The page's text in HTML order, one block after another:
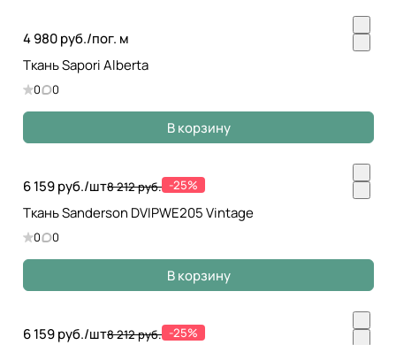
4 980 руб./пог. м
Ткань Sapori Alberta
0 0
В корзину
6 159 руб./шт8 212 руб. -25%
Ткань Sanderson DVIPWE205 Vintage
0 0
В корзину
6 159 руб./шт8 212 руб. -25%